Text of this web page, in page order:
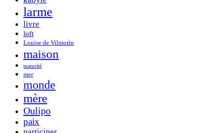
larme
livre
loft
Louise de Vilmorin
maison
maturité
mer
monde
mère
Oulipo
paix